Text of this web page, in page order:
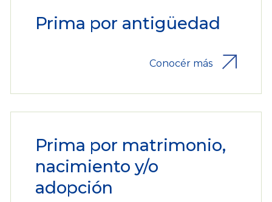
Prima por antigüedad
Conocér más
Prima por matrimonio,
nacimiento y/o
adopción